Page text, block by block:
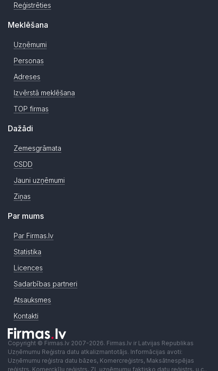
Reģistrēties
Meklēšana
Uzņēmumi
Personas
Adreses
Izvērstā meklēšana
TOP firmas
Dažādi
Zemesgrāmata
CSDD
Jauni uzņēmumi
Ziņas
Par mums
Par Firmas.lv
Statistika
Licences
Sadarbības partneri
Atsauksmes
Kontakti
Copyright © Firmas.lv 2007-2026. Firmas.lv ir Latvijas Republikas
Uzņēmumu Reģistra datu atkalizmantotājs. Informācijas avoti:
Uzņēmumu reģistra datu bāzes, Komercreģistrs, Maksātnespējas
reģistrs, Komercķīlu reģistrs, ZL uzņēmumu faktisko datu reģistrs, u.c..